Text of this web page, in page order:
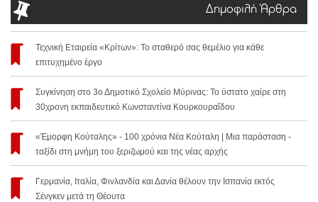
Δημοφιλή Άρθρα
Τεχνική Εταιρεία «Κρίτων»: Το σταθερό σας θεμέλιο για κάθε
επιτυχημένο έργο
Συγκίνηση στο 3ο Δημοτικό Σχολείο Μύρινας: Το ύστατο χαίρε στη
30χρονη εκπαιδευτικό Κωνσταντίνα Κουρκουραΐδου
«Έμορφη Κούταλης» - 100 χρόνια Νέα Κούταλη | Μια παράσταση -
ταξίδι στη μνήμη του ξεριζωμού και της νέας αρχής
Γερμανία, Ιταλία, Φινλανδία και Δανία θέλουν την Ισπανία εκτός
Σένγκεν μετά τη Θέουτα